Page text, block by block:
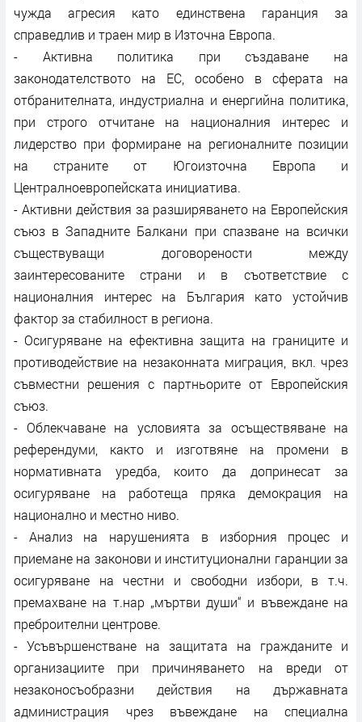
чужда агресия като единствена гаранция за
справедлив и траен мир в Източна Европа.
- Активна политика при създаване на
законодателството на ЕС, особено в сферата на
отбранителната, индустриална и енергийна политика,
при строго отчитане на националния интерес и
лидерство при формиране на регионалните позиции
на страните от Югоизточна Европа и
Централноевропейската инициатива.
- Активни действия за разширяването на Европейския
съюз в Западните Балкани при спазване на всички
съществуващи договорености между
заинтересованите страни и в съответствие с
националния интерес на България като устойчив
фактор за стабилност в региона.
- Осигуряване на ефективна защита на границите и
противодействие на незаконната миграция, вкл. чрез
съвместни решения с партньорите от Европейския
съюз.
- Облекчаване на условията за осъществяване на
референдуми, както и изготвяне на промени в
нормативната уредба, които да допринесат за
осигуряване на работеща пряка демокрация на
национално и местно ниво.
- Анализ на нарушенията в изборния процес и
приемане на законови и институционални гаранции за
осигуряване на честни и свободни избори, в т.ч.
премахване на т.нар „мъртви души“ и въвеждане на
преброителни центрове.
- Усъвършенстване на защитата на гражданите и
организациите при причиняването на вреди от
незаконосъобразни действия на държавната
администрация чрез въвеждане на специална